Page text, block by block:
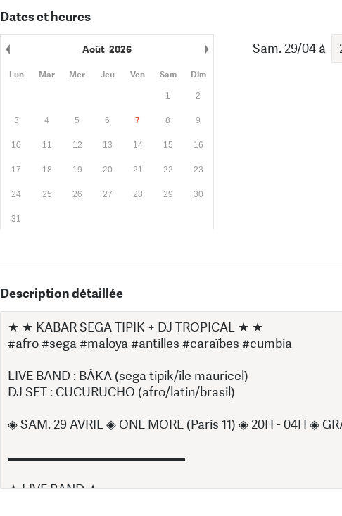
Dates et heures
Août 2026 Mois suivant
Lun Mar Mer Jeu Ven Sam Dim
1 2
3 4 5 6 7 8 9
10 11 12 13 14 15 16
17 18 19 20 21 22 23
24 25 26 27 28 29 30
31
Sam. 29/04 à
Description détaillée